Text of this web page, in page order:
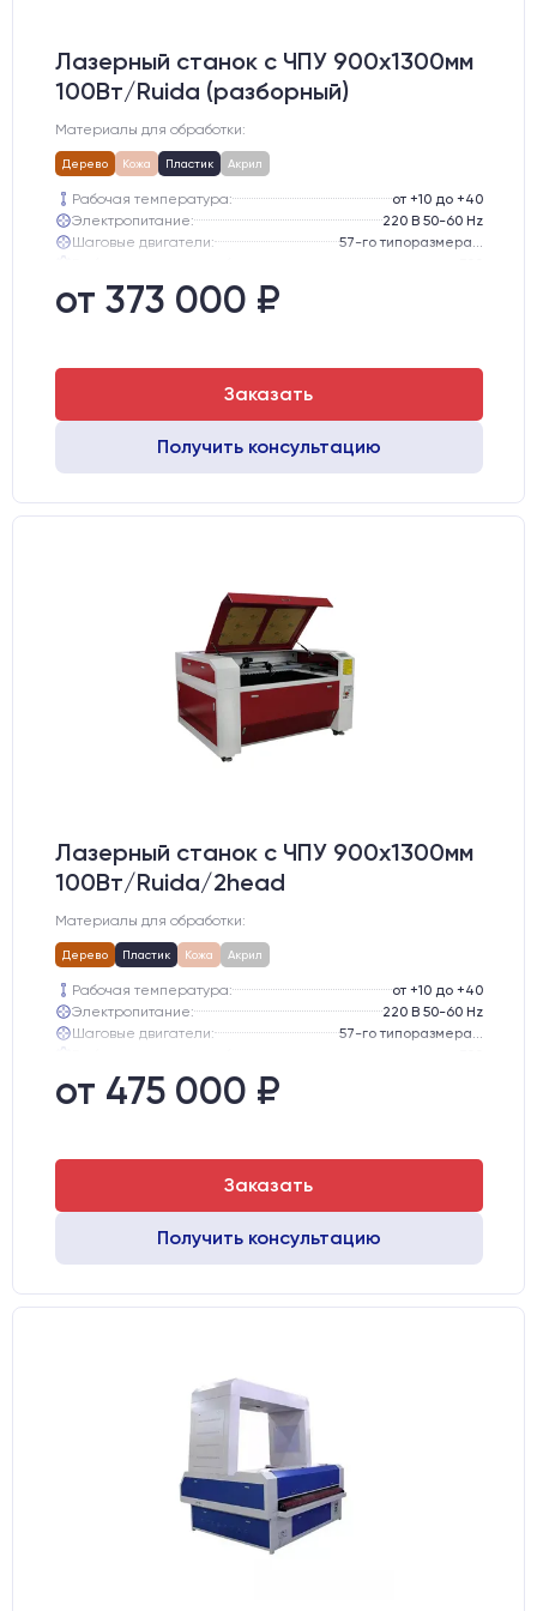
Лазерный станок c ЧПУ 900х1300мм
100Вт/Ruida (разборный)
Материалы для обработки:
Дерево Кожа Пластик Акрил
Рабочая температура:
от +10 до +40
Электропитание:
220 В 50-60 Hz
Шаговые двигатели:
Направляющие оси Y:
Направляющие оси Х:
от 373 000 ₽
Заказать
Получить консультацию
Лазерный станок c ЧПУ 900х1300мм
100Вт/Ruida/2head
Материалы для обработки:
Дерево Пластик Кожа Акрил
Рабочая температура:
от +10 до +40
Электропитание:
220 В 50-60 Hz
Шаговые двигатели:
Направляющие оси Y:
Направляющие оси Х:
от 475 000 ₽
Заказать
Получить консультацию